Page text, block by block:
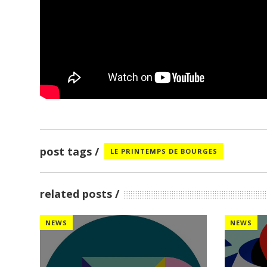
post tags LE PRINTEMPS DE BOURGES
related posts
NEWS NEWS